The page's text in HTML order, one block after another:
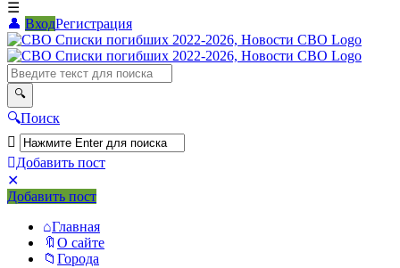
ВходРегистрация
СВО
Списки
погибших
2022-
2026,
Новости
СВО
Поиск
Добавить пост
Мобильное
меню
Добавить пост
Главная
О сайте
Города